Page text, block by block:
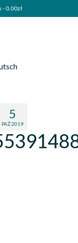
-0.00zł
5
PAŹ 2019